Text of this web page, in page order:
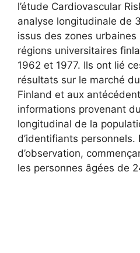
l’étude Cardiovascular
analyse longitudinale de
issus des zones
régions universitaires
1962 et 1977. Ils ont lié
résultats sur le marché
Finland et aux
informations provenant
longitudinal de la
d’identifiants personnels.
d’observation,
les personnes âgées de